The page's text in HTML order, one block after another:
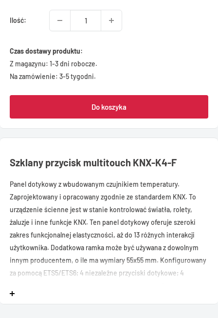
Ilość:
Czas dostawy produktu:
Z magazynu: 1-3 dni robocze.
Na zamówienie: 3-5 tygodni.
Do koszyka
Szklany przycisk multitouch KNX-K4-F
Panel dotykowy z wbudowanym czujnikiem temperatury.
Zaprojektowany i opracowany zgodnie ze standardem KNX. To
urządzenie ścienne jest w stanie kontrolować światła, rolety,
żaluzje i inne funkcje KNX. Ten panel dotykowy oferuje szeroki
zakres funkcjonalnej elastyczności, aż do 13 różnych interakcji
użytkownika. Dodatkowa ramka może być używana z dowolnym
innym producentem, o ile ma wymiary 55x55 mm. Konfigurowany
za pomocą ETS5/ETS6; 4 niezależne przyciski dotykowe; 4
(multitouch); 4 niezależne diody LED statusowe Wbudowany